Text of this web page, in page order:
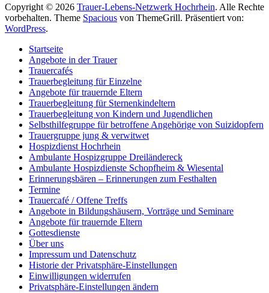
Copyright © 2026 Trauer-Lebens-Netzwerk Hochrhein. Alle Rechte
vorbehalten. Theme Spacious von ThemeGrill. Präsentiert von:
WordPress.
Startseite
Angebote in der Trauer
Trauercafés
Trauerbegleitung für Einzelne
Angebote für trauernde Eltern
Trauerbegleitung für Sternenkindeltern
Trauerbegleitung von Kindern und Jugendlichen
Selbsthilfegruppe für betroffene Angehörige von Suizidopfern
Trauergruppe jung & verwitwet
Hospizdienst Hochrhein
Ambulante Hospizgruppe Dreiländereck
Ambulante Hospizdienste Schopfheim & Wiesental
Erinnerungsbären – Erinnerungen zum Festhalten
Termine
Trauercafé / Offene Treffs
Angebote in Bildungshäusern, Vorträge und Seminare
Angebote für trauernde Eltern
Gottesdienste
Über uns
Impressum und Datenschutz
Historie der Privatsphäre-Einstellungen
Einwilligungen widerrufen
Privatsphäre-Einstellungen ändern